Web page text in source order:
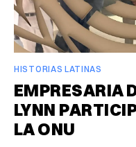
HISTORIAS LATINAS
EMPRESARIA
LYNN
LA ONU